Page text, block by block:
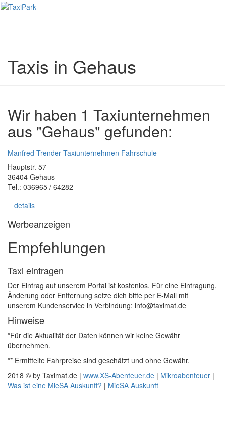
Taxis in Gehaus
Wir haben 1 Taxiunternehmen
aus "Gehaus" gefunden:
Manfred Trender Taxiunternehmen Fahrschule
Hauptstr. 57
36404 Gehaus
Tel.: 036965 / 64282
details
Werbeanzeigen
Empfehlungen
Taxi eintragen
Der Eintrag auf unserem Portal ist kostenlos. Für eine Eintragung,
Änderung oder Entfernung setze dich bitte per E-Mail mit
unserem Kundenservice in Verbindung: info@taximat.de
Hinweise
*Für die Aktualität der Daten können wir keine Gewähr
übernehmen.
** Ermittelte Fahrpreise sind geschätzt und ohne Gewähr.
2018 © by Taximat.de | www.XS-Abenteuer.de | Mikroabenteuer |
Was ist eine MieSA Auskunft? | MieSA Auskunft